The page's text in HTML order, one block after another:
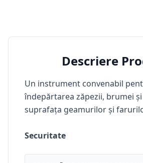
Descriere
Un instrument convenabil
îndepărtarea zăpezii, brumei
suprafața geamurilor și
Securitate